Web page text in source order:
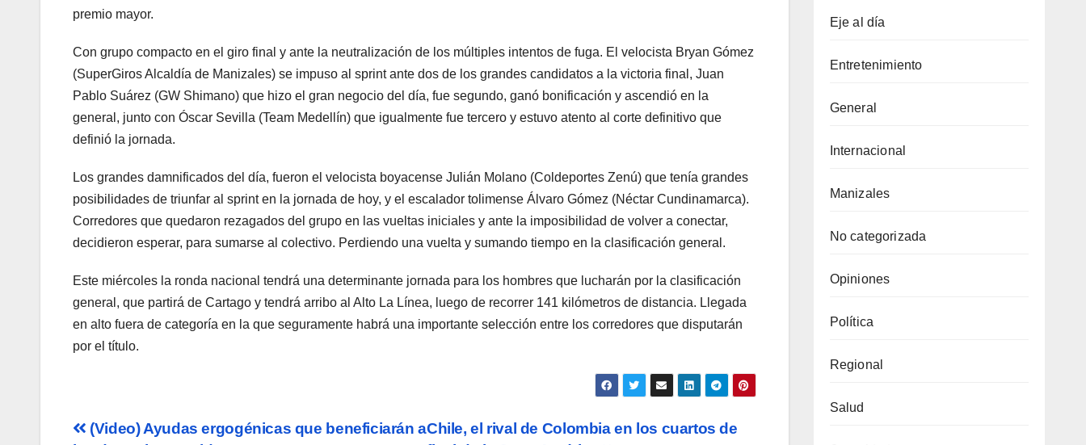
premio mayor.
Con grupo compacto en el giro final y ante la neutralización de los múltiples intentos de fuga. El velocista Bryan Gómez
(SuperGiros Alcaldía de Manizales) se impuso al sprint ante dos de los grandes candidatos a la victoria final, Juan
Pablo Suárez (GW Shimano) que hizo el gran negocio del día, fue segundo, ganó bonificación y ascendió en la
general, junto con Óscar Sevilla (Team Medellín) que igualmente fue tercero y estuvo atento al corte definitivo que
definió la jornada.
Los grandes damnificados del día, fueron el velocista boyacense Julián Molano (Coldeportes Zenú) que tenía grandes
posibilidades de triunfar al sprint en la jornada de hoy, y el escalador tolimense Álvaro Gómez (Néctar Cundinamarca).
Corredores que quedaron rezagados del grupo en las vueltas iniciales y ante la imposibilidad de volver a conectar,
decidieron esperar, para sumarse al colectivo. Perdiendo una vuelta y sumando tiempo en la clasificación general.
Este miércoles la ronda nacional tendrá una determinante jornada para los hombres que lucharán por la clasificación
general, que partirá de Cartago y tendrá arribo al Alto La Línea, luego de recorrer 141 kilómetros de distancia. Llegada
en alto fuera de categoría en la que seguramente habrá una importante selección entre los corredores que disputarán
por el título.
Navegación
Chile, el rival de Colombia en los cuartos de
(Video) Ayudas ergogénicas que beneficiarán a
Eje al día
Entretenimiento
General
Internacional
Manizales
No categorizada
Opiniones
Política
Regional
Salud